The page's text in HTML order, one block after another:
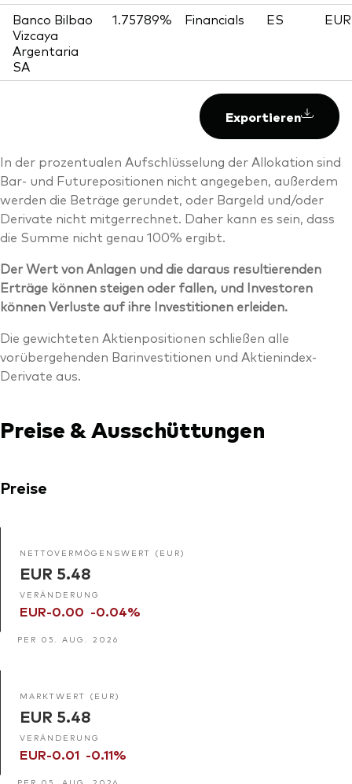
Banco Bilbao
Vizcaya
Argentaria
SA
1.75789% Financials ES
Exportieren
In der prozentualen Aufschlüsselung der Allokation sind
Bar- und Futurepositionen nicht angegeben, außerdem
werden die Beträge gerundet, oder Bargeld und/oder
Derivate nicht mitgerrechnet. Daher kann es sein, dass
die Summe nicht genau 100% ergibt.
Der Wert von Anlagen und die daraus resultierenden
Erträge können steigen oder fallen, und Investoren
können Verluste auf ihre Investitionen erleiden.
Die gewichteten Aktienpositionen schließen alle
vorübergehenden Barinvestitionen und Aktienindex-
Derivate aus.
Preise & Ausschüttungen
Preise
NETTOVERMÖGENSWERT (EUR)
EUR 5.48
VERÄNDERUNG
EUR-0.00 -0.04%
PER 05. AUG. 2026
MARKTWERT (EUR)
EUR 5.48
VERÄNDERUNG
EUR-0.01 -0.11%
PER 05. AUG. 2026